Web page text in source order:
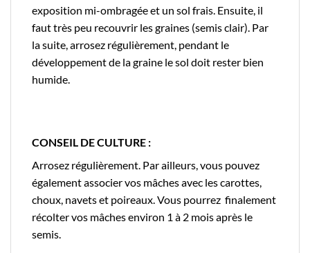
exposition mi-ombragée et un sol frais. Ensuite, il
faut très peu recouvrir les graines (semis clair). Par
la suite, arrosez régulièrement, pendant le
développement de la graine le sol doit rester bien
humide.
CONSEIL DE CULTURE :
Arrosez régulièrement. Par ailleurs, vous pouvez
également associer vos mâches avec les carottes,
choux, navets et poireaux. Vous pourrez finalement
récolter vos mâches environ 1 à 2 mois après le
semis.